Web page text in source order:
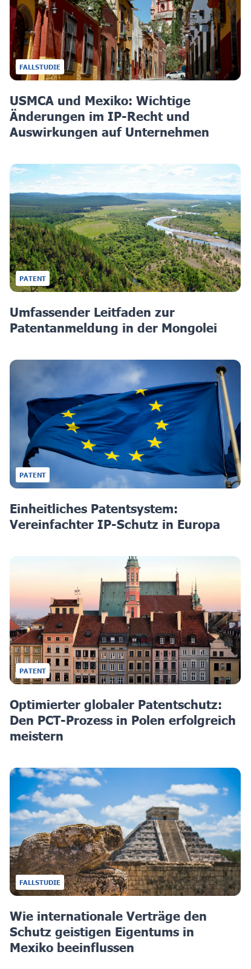
FALLSTUDIE
USMCA und Mexiko: Wichtige
Änderungen im IP-Recht und
Auswirkungen auf Unternehmen
PATENT
Umfassender Leitfaden zur
Patentanmeldung in der Mongolei
PATENT
Einheitliches Patentsystem:
Vereinfachter IP-Schutz in Europa
PATENT
Optimierter globaler Patentschutz:
Den PCT-Prozess in Polen erfolgreich
meistern
FALLSTUDIE
Wie internationale Verträge den
Schutz geistigen Eigentums in
Mexiko beeinflussen